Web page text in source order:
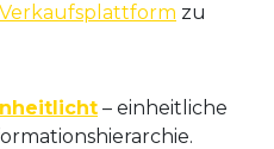
Verkaufsplattform zu
– einheitliche